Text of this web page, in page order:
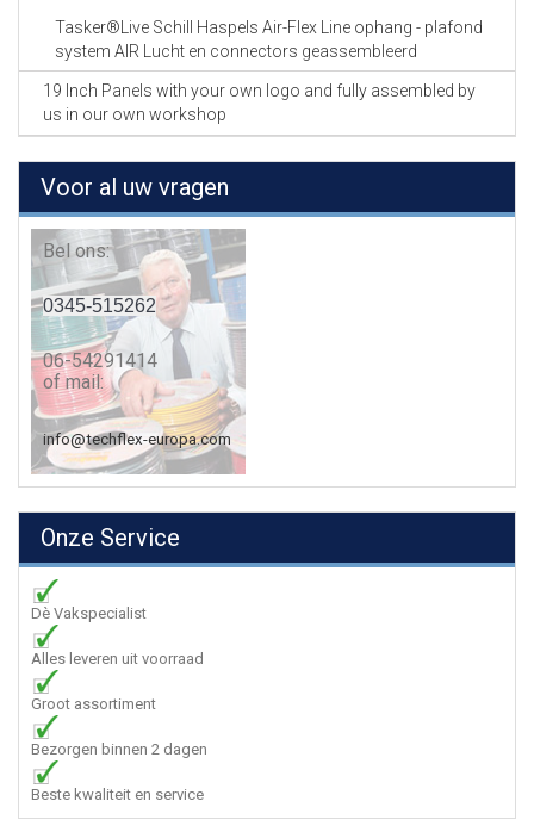
Tasker®Live Schill Haspels Air-Flex Line ophang - plafond
system AIR Lucht en connectors geassembleerd
19 Inch Panels with your own logo and fully assembled by
us in our own workshop
Voor al uw vragen
Bel ons:
0345-515262
06-54291414
of mail:
info@techflex-europa.com
Onze Service
Dè Vakspecialist
Alles leveren uit voorraad
Groot assortiment
Bezorgen binnen 2 dagen
Beste kwaliteit en service